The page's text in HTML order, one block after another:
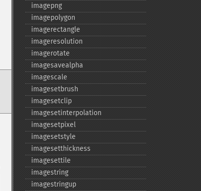
imagepng
imagepolygon
imagerectangle
imageresolution
imagerotate
imagesavealpha
imagescale
imagesetbrush
imagesetclip
imagesetinterpolation
imagesetpixel
imagesetstyle
imagesetthickness
imagesettile
imagestring
imagestringup